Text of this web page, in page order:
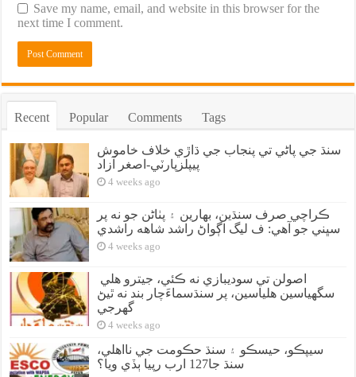
Save my name, email, and website in this browser for the
next time I comment.
Recent Popular Comments Tags
سنڌ جي پاڻي تي پنجاب جي ڌاڙي خلاف خاموش
پيپلزپارٽي-اصغر آزاد
4 weeks ago
ڪراچي صرف سنڌين، بهارين ۽ پٺاڻن جو نه پر
سڀني جو آهي: ف ليگ اڳواڻ راشد شاهه راشدي
4 weeks ago
سگهياسين هلياسين، پر سنڌسماءَچار بند نه ٿيڻ
گهرجي
4 weeks ago
سيپڪو، حيسڪو ۽ سنڌ حڪومت جي نااهلي،
سنڌ جا127 ارب رپيا ٻڏي ويا؟